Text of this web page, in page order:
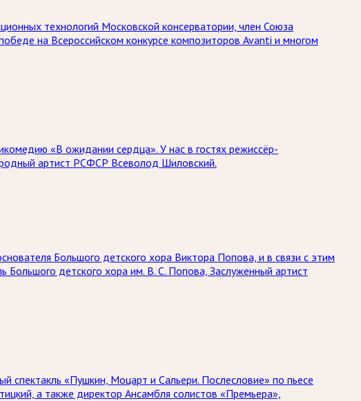
технологий Московской консерватории, член Союза
на Всероссийском конкурсе композиторов Avanti и многом
«В ожидании сердца». У нас в гостях режиссёр-
артист РСФСР Всеволод Шиловский.
Большого детского хора Виктора Попова, и в связи с этим
Большого детского хора им. В. С. Попова, Заслуженный артист
спектакль «Пушкин, Моцарт и Сальери. Послесловие» по пьесе
а также директор Ансамбля солистов «Премьера»,